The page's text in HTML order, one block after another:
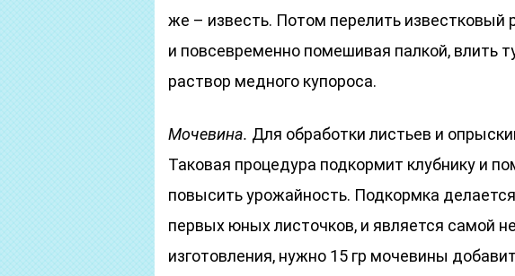
же – известь. Потом перелить известковый
и повсевременно помешивая палкой, влить
раствор медного купороса.
Мочевина. Для обработки листьев и
Таковая процедура подкормит клубнику и
повысить урожайность. Подкормка
первых юных листочков, и является самой
изготовления, нужно 15 гр мочевины